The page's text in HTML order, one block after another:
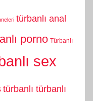
türbanlı anal
porno Türbanlı
sex
türbanlı türbanlı